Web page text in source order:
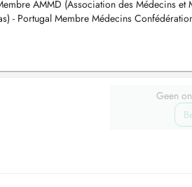
AMMD (Association des Médecins et
- Portugal Membre Médecins
Geen